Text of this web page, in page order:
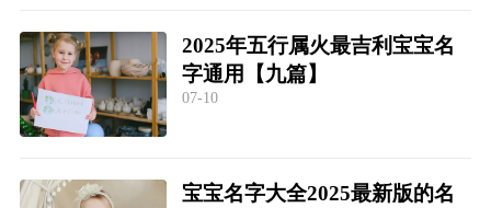
2025年五行属火最吉利宝宝名
字通用【九篇】
07-10
宝宝名字大全2025最新版的名